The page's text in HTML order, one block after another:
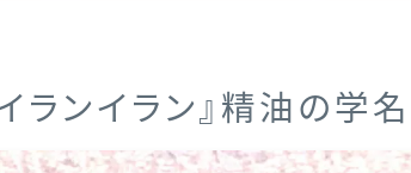
サイトマップ
ランイラン』精油の学名